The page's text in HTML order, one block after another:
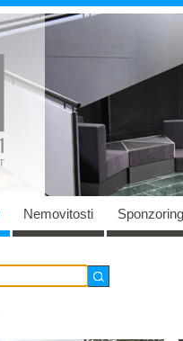
Nemovitosti Sponzoring